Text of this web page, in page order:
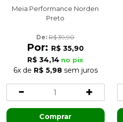
Meia Performance Norden
Preto
De: R$ 39,90
Por: R$ 35,90
R$ 34,14 no pix
6xde R$ 5,98sem juros
Comprar